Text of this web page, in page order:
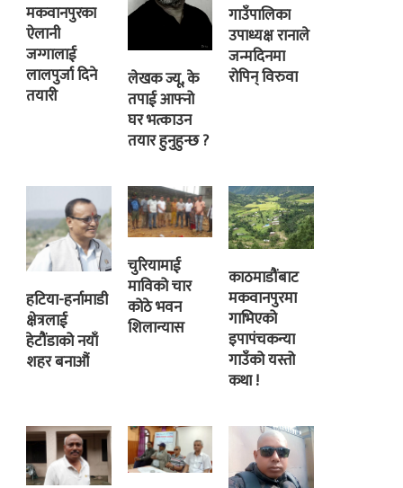
मकवानपुरका
ऐलानी
जग्गालाई
लालपुर्जा दिने
तयारी
लेखक ज्यू, के
तपाई आफ्नो
घर भत्काउन
तयार हुनुहुन्छ ?
गाउँपालिका
उपाध्यक्ष रानाले
जन्मदिनमा
रोपिन् विरुवा
हटिया-हर्नामाडी
क्षेत्रलाई
हेटौंडाको नयाँ
शहर बनाऔं
चुरियामाई
माविको चार
कोठे भवन
शिलान्यास
काठमाडौंबाट
मकवानपुरमा
गाभिएको
इपापंचकन्या
गाउँको यस्तो
कथा !